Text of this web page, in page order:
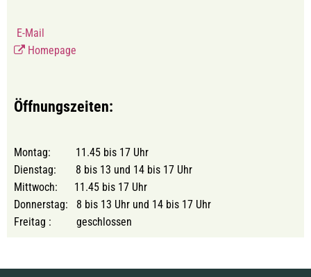
E-Mail
Homepage
Öffnungszeiten:
Montag: 11.45 bis 17 Uhr
Dienstag: 8 bis 13 und 14 bis 17 Uhr
Mittwoch: 11.45 bis 17 Uhr
Donnerstag: 8 bis 13 Uhr und 14 bis 17 Uhr
Freitag : geschlossen